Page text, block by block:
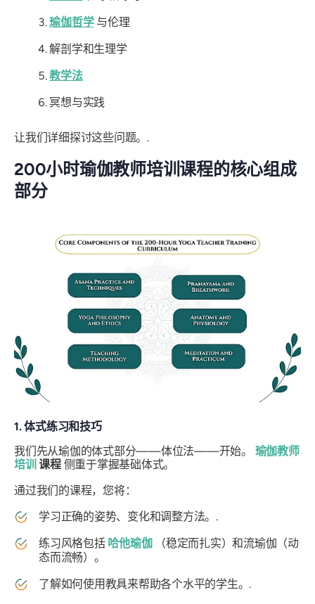
瑜伽哲学与伦理
解剖学和生理学
教学法
冥想与实践
让我们详细探讨这些问题。.
200小时瑜伽教师培训课程的核心组成
部分
1. 体式练习和技巧
我们先从瑜伽的体式部分——体位法——开始。 瑜伽教师
培训 课程侧重于掌握基础体式。
通过我们的课程，您将：
学习正确的姿势、变化和调整方法。.
练习风格包括 哈他瑜伽（稳定而扎实）和流瑜伽（动
态而流畅）。
了解如何使用教具来帮助各个水平的学生。.